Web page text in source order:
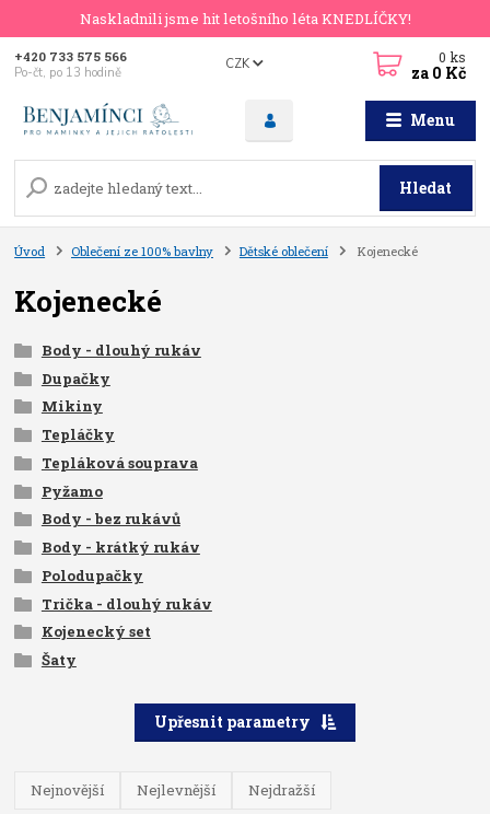
Naskladnili jsme hit letošního léta KNEDLÍČKY!
Menu
CZK
Hledat
+420 733 575 566
Po-čt, po 13 hodině
0ks
za 0 Kč
Úvod Oblečení ze 100% bavlny Dětské oblečení Kojenecké
Kojenecké
Body - dlouhý rukáv
Dupačky
Mikiny
Tepláčky
Tepláková souprava
Pyžamo
Body - bez rukávů
Body - krátký rukáv
Polodupačky
Trička - dlouhý rukáv
Kojenecký set
Šaty
Upřesnit parametry
Nejnovější Nejlevnější Nejdražší